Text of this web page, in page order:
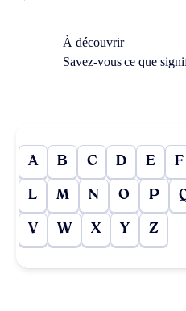
À découvrir
Savez-vous ce que
A B C D E F
L M N O P
V W X Y Z